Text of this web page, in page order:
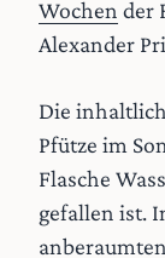
Wochen der
Alexander
Die
Pfütze im
Flasche
gefallen ist.